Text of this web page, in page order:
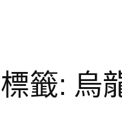
籤: 烏